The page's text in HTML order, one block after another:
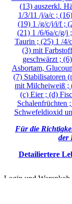
(13) auszerkl.
1/3/11 /j/a/c ;
(19) 1 /g/c/j/i/f ;
(21) 1 /6/6a/c/g/j
Taurin ; (25) 1 /4/
(3) mit
geschwärzt ;
Asbortam,
(7) Stabilisatoren
mit Milcheiweiß ;
(c) Eier ; (d)
Schalenfrüchten
Schwefeldioxid
Für die
der
Detailiertere
Login und Warenkob